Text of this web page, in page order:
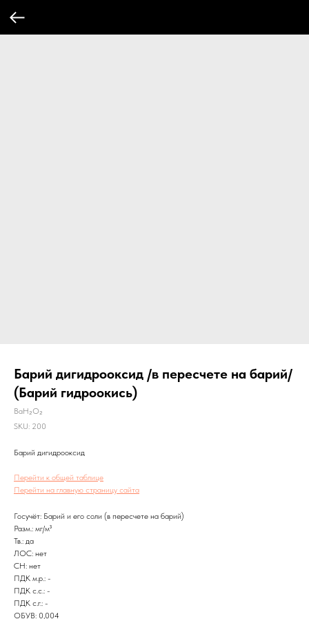
Барий дигидрооксид /в пересчете на барий/
(Барий гидроокись)
BaH₂O₂
SKU: 200
Барий дигидрооксид
Перейти к общей таблице
Перейти на главную страницу сайта
Госучёт: Барий и его соли (в пересчете на барий)
Разм.: мг/м³
Тв.: да
ЛОС: нет
CH: нет
ПДК м.р.: -
ПДК с.с.: -
ПДК с.г.: -
ОБУВ: 0,004